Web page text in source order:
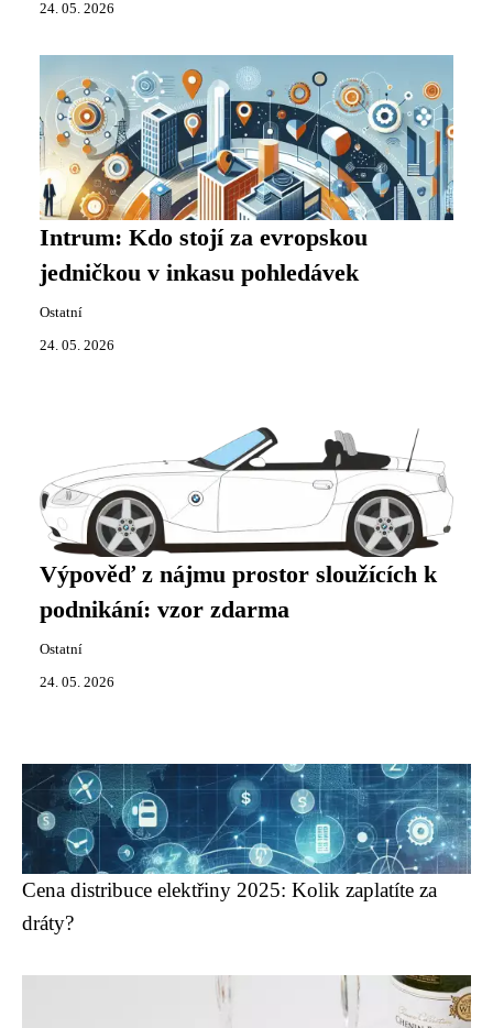
24. 05. 2026
Intrum: Kdo stojí za evropskou
jedničkou v inkasu pohledávek
Ostatní
24. 05. 2026
Výpověď z nájmu prostor sloužících k
podnikání: vzor zdarma
Ostatní
24. 05. 2026
Cena distribuce elektřiny 2025: Kolik zaplatíte za
dráty?